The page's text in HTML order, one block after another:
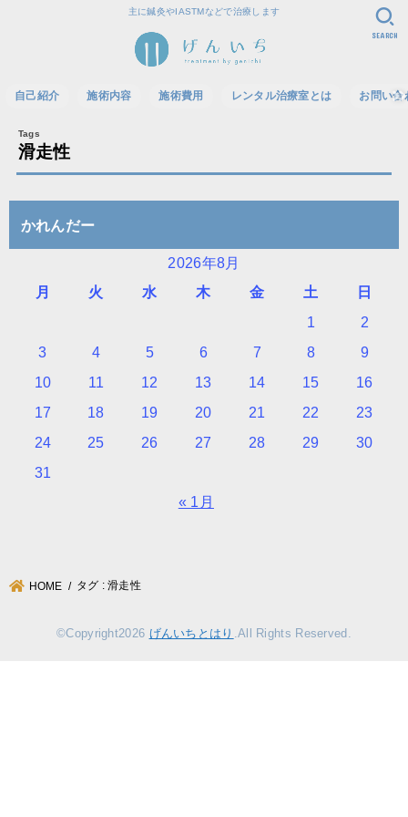
主に鍼灸やIASTMなどで治療します
自己紹介 施術内容 施術費用 レンタル治療室とは お問い合
SEARCH
滑走性
かれんだー
2026年8月
月
火 水 木 金 土
日
1
2
3
4 5 6 7 8
9
10
11 12 13 14 15
16
17
18 19 20 21 22
23
24
25 26 27 28 29
30
31
« 1月
HOME タグ : 滑走性
©Copyright2026 げんいちとはり .All Rights Reserved.